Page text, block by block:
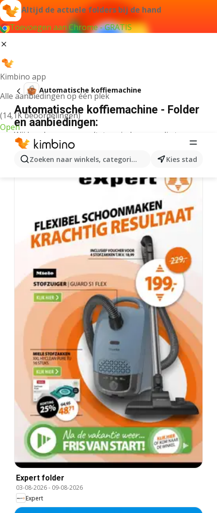
Altijd de actuele folders bij de hand
Toevoegen aan Chrome - GRATIS
Kimbino app
Alle aanbiedingen op één plek
(14,1K beoordelingen)
Open
Zoeken naar winkels, categorieën, producten...
Kies stad
Automatische koffiemachine
Automatische koffiemachine - Folder
en aanbiedingen:
Wij konden geen resultaten vinden voor die term.
Meer folders uit de categorie
Expert folder
03-08-2026- 09-08-2026
Expert